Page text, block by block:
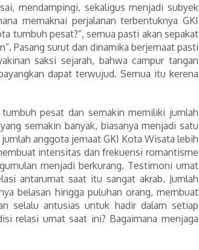
mendampingi, sekaligus menjadi subyek
memaknai perjalanan terbentuknya GKI
tumbuh pesat?”, semua pasti akan sepakat
Pasang surut dan dinamika berjemaat pasti
saksi sejarah, bahwa campur tangan
dapat terwujud. Semua itu kerena
pesat dan semakin memiliki jumlah
semakin banyak, biasanya menjadi satu
anggota jemaat GKI Kota Wisata lebih
intensitas dan frekuensi romantisme
menjadi berkurang. Testimoni umat
antarumat saat itu sangat akrab. Jumlah
belasan hingga puluhan orang, membuat
selalu antusias untuk hadir dalam setiap
relasi umat saat ini? Bagaimana menjaga